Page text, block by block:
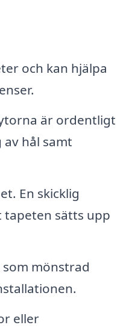
och kan hjälpa
är ordentligt
hål samt
En skicklig
tapeten sätts upp
mönstrad
eller